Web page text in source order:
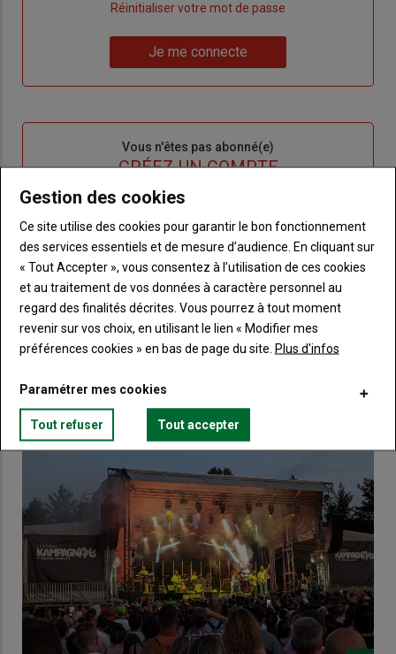
de
Réinitialiser votre mot de passe
me
Je me connecte
Vous n'êtes pas abonné(e)
TITRE CRÉEZ UN COMPTE
compte pour accéder à tout Terre de
Touraine.
Lien Créez un compte
Gestion des cookies
Ce site utilise des cookies pour garantir le bon fonctionnement
des services essentiels et de mesure d’audience. En cliquant sur
« Tout Accepter », vous consentez à l’utilisation de ces cookies
et au traitement de vos données à caractère personnel au
regard des finalités décrites. Vous pourrez à tout moment
revenir sur vos choix, en utilisant le lien « Modifier mes
préférences cookies » en bas de page du site. Plus d'infos
Paramétrer mes cookies
Tout refuser Tout accepter